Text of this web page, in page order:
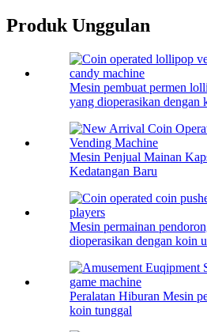
Produk Unggulan
Mesin pembuat permen
yang dioperasikan dengan
Mesin Penjual Mainan
Kedatangan Baru
Mesin permainan
dioperasikan dengan koin
Peralatan Hiburan Mesin
koin tunggal